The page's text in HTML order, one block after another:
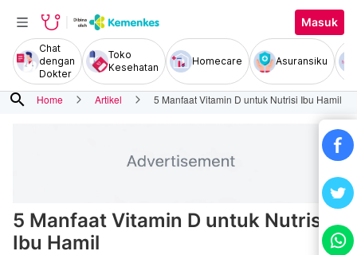
Masuk
Chat
dengan
Dokter
Toko
Kesehatan
Homecare Asuransiku
search Home Artikel 5 Manfaat Vitamin D untuk Nutrisi Ibu Hamil
5 Manfaat Vitamin D untuk Nutrisi
Ibu Hamil